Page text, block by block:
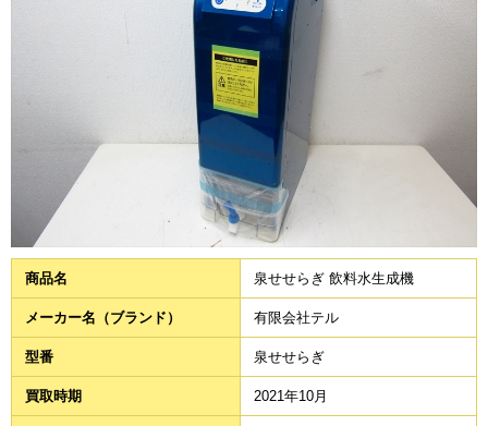
商品名 泉せせらぎ 飲料水生成機
メーカー名（ブランド） 有限会社テル
型番 泉せせらぎ
買取時期 2021年10月